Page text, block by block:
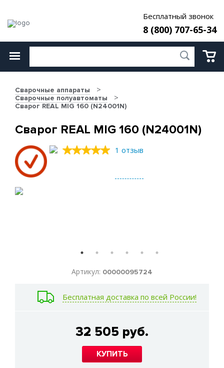
Бесплатный звонок
8 (800) 707-65-34
Сварочные аппараты
Сварочные полуавтоматы
Сварог REAL MIG 160 (N24001N)
Сварог REAL MIG 160 (N24001N)
1 отзыв
Артикул: 00000095724
Бесплатная доставка по всей России!
32 505 руб.
КУПИТЬ